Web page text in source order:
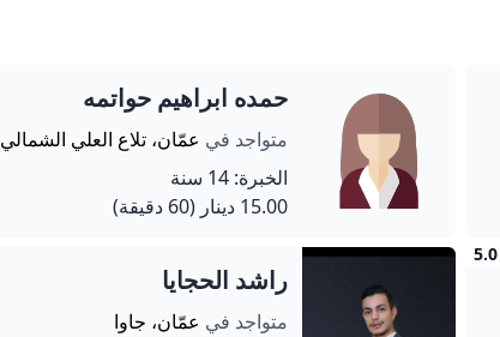
حمده ابراهيم حواتمه
متواجد في عمّان، تلاع العلي الشمالي
الخبرة: 14 سنة
15.00 دينار
(60 دقيقة)
5.0
راشد الحجايا
متواجد في عمّان، جاوا